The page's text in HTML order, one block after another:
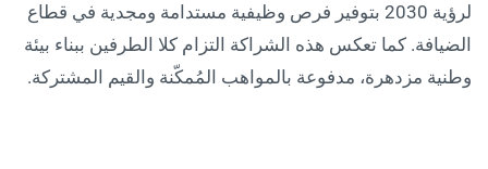
لرؤية 2030 بتوفير فرص وظيفية مستدامة ومجدية في قطاع
الضيافة. كما تعكس هذه الشراكة التزام كلا الطرفين ببناء بيئة
وطنية مزدهرة، مدفوعة بالمواهب المُمكّنة والقيم المشتركة.